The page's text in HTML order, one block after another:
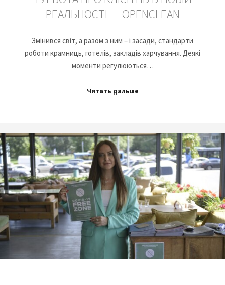
РЕАЛЬНОСТІ — OPENCLEAN
Змінився світ, а разом з ним – і засади, стандарти
роботи крамниць, готелів, закладів харчування. Деякі
моменти регулюються…
Читать дальше